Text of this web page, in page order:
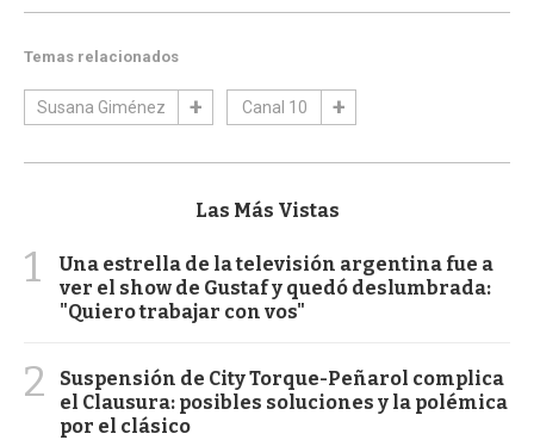
Temas relacionados
Susana Giménez Canal 10
Las Más Vistas
1
Una estrella de la televisión argentina fue a
ver el show de Gustaf y quedó deslumbrada:
"Quiero trabajar con vos"
2
Suspensión de City Torque-Peñarol complica
el Clausura: posibles soluciones y la polémica
por el clásico